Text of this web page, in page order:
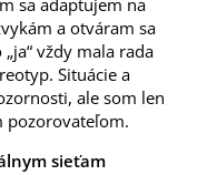
sa adaptujem na
a otváram sa
vždy mala rada
Situácie a
ale som len
pozorovateľom.
sieťam